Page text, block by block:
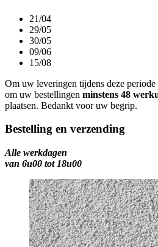
21/04
29/05
30/05
09/06
15/08
Om uw leveringen tijdens deze
om uw bestellingen minstens 48
plaatsen. Bedankt voor uw begrip.
Bestelling en verzending
Alle werkdagen
van 6u00 tot 18u00